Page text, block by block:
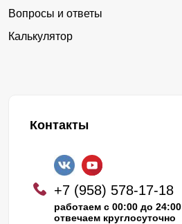
Вопросы и ответы
Калькулятор
Контакты
+7 (958) 578-17-18
работаем с 00:00 до 24:00
отвечаем круглосуточно